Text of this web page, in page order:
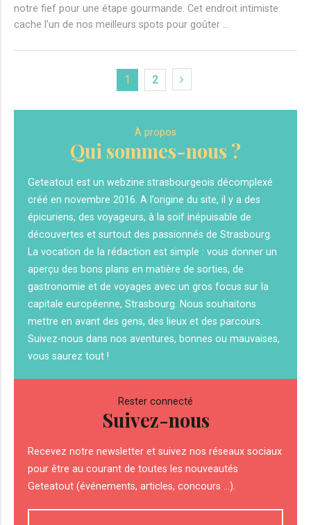
notre fief pour une étape gourmande. Cet endroit intimiste
cache l’un de nos meilleurs spots pour goûter …
1 2
À propos
Qui sommes-nous ?
Geteatout est un webzine strasbourgeois décomplexé
créé en novembre 2016. A l’origine du site, il y a des
épicuriens, des voyageurs, à la soif inépuisable de
découvertes et surtout des passionnés de Strasbourg.
La vocation de la rédaction est simple : vous donner un
aperçu des bons plans en matière de sorties, de
gastronomie et de voyages avec un gros focus sur la
capitale européenne, Strasbourg. Nous souhaitons
mettre en avant des gens, des lieux et des parcours.
Suivez-nous dans nos aventures, bonnes ou mauvaises,
vous saurez tout !
Rester connecté
Suivez-nous
Recevez notre newsletter et suivez nos réseaux sociaux
pour être au courant de toutes les nouveautés
Geteatout (événements, articles, concours ...).